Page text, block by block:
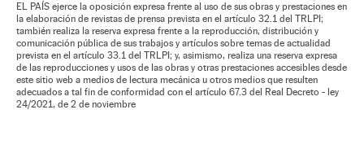
EL PAÍS ejerce la oposición expresa frente al uso de sus obras y prestaciones en
la elaboración de revistas de prensa prevista en el artículo 32.1 del TRLPI;
también realiza la reserva expresa frente a la reproducción, distribución y
comunicación pública de sus trabajos y artículos sobre temas de actualidad
prevista en el artículo 33.1 del TRLPI; y, asimismo, realiza una reserva expresa
de las reproducciones y usos de las obras y otras prestaciones accesibles desde
este sitio web a medios de lectura mecánica u otros medios que resulten
adecuados a tal fin de conformidad con el artículo 67.3 del Real Decreto - ley
24/2021, de 2 de noviembre